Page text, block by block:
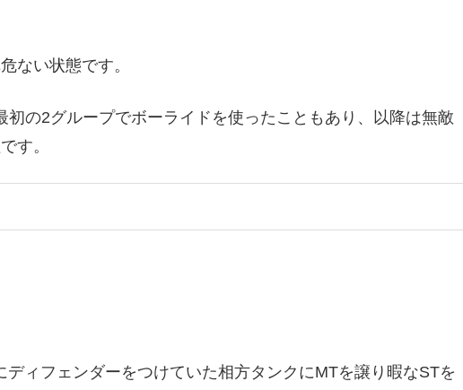
ない状態です。
初の2グループでボーライドを使ったこともあり、以降は無敵
す。
ィフェンダーをつけていた相方タンクにMTを譲り暇なSTを